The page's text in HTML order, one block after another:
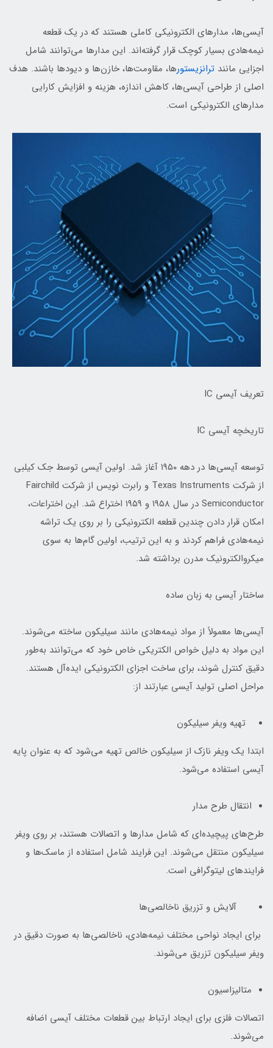
آیسی‌ها، مدارهای الکترونیکی کاملی هستند که در یک قطعه
نیمه‌هادی بسیار کوچک قرار گرفته‌اند. این مدارها می‌توانند شامل
اجزایی مانند ترانزیستورها، مقاومت‌ها، خازن‌ها و دیودها باشند. هدف
اصلی از طراحی آیسی‌ها، کاهش اندازه، هزینه و افزایش کارایی
مدارهای الکترونیکی است.
تعریف آیسی IC
تاریخچه آیسی IC
توسعه آیسی‌ها در دهه ۱۹۵۰ آغاز شد. اولین آیسی توسط جک کیلبی
از شرکت Texas Instruments و رابرت نویس از شرکت Fairchild
Semiconductor در سال ۱۹۵۸ و ۱۹۵۹ اختراع شد. این اختراعات،
امکان قرار دادن چندین قطعه الکترونیکی را بر روی یک تراشه
نیمه‌هادی فراهم کردند و به این ترتیب، اولین گام‌ها به سوی
میکروالکترونیک مدرن برداشته شد.
ساختار آیسی به زبان ساده
آیسی‌ها معمولاً از مواد نیمه‌هادی مانند سیلیکون ساخته می‌شوند.
این مواد به دلیل خواص الکتریکی خاص خود که می‌توانند به‌طور
دقیق کنترل شوند، برای ساخت اجزای الکترونیکی ایده‌آل هستند.
مراحل اصلی تولید آیسی عبارتند از:
تهیه ویفر سیلیکون
ابتدا یک ویفر نازک از سیلیکون خالص تهیه می‌شود که به عنوان پایه
آیسی استفاده می‌شود.
انتقال طرح مدار
طرح‌های پیچیده‌ای که شامل مدارها و اتصالات هستند، بر روی ویفر
سیلیکون منتقل می‌شوند. این فرایند شامل استفاده از ماسک‌ها و
فرایندهای لیتوگرافی است.
آلایش و تزریق ناخالصی‌ها
برای ایجاد نواحی مختلف نیمه‌هادی، ناخالصی‌ها به صورت دقیق در
ویفر سیلیکون تزریق می‌شوند.
متالیزاسیون
اتصالات فلزی برای ایجاد ارتباط بین قطعات مختلف آیسی اضافه
می‌شوند.